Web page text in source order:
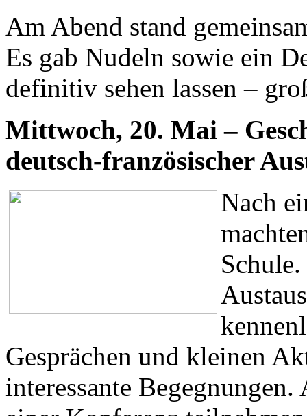
Am Abend stand
Es gab Nudeln sowie ein
definitiv sehen lassen –
Mittwoch, 20. Mai –
deutsch-französischer
Nach
Gesprächen und kleinen
interessante